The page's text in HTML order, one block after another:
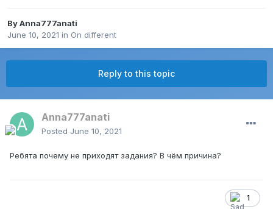
ByAnna777anati
June 10, 2021 in On different
Reply to this topic
Anna777anati
Posted June 10, 2021
Ребята почему не приходят задания? В чём причина?
1